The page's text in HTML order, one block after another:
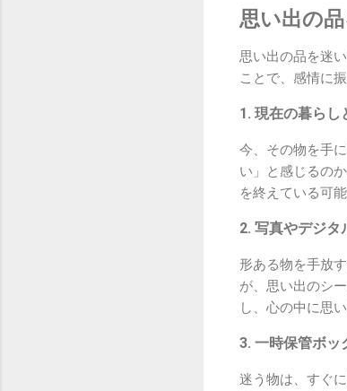
思い出の
思い出の品を迷
ことで、感情に
1. 現在の暮らし
今、その物を手
い」と感じるの
を終えている可
2. 写真やデジタ
形ある物を手放
が、思い出のシ
し、心の中に思
3. 一時保管ボッ
迷う物は、すぐ